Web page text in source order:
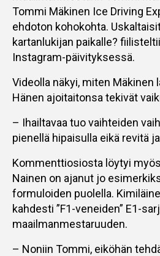
Tommi Mäkinen Ice Driving
ehdoton kohokohta.
kartanlukijan paikalle?
Instagram-päivityksessä.
Videolla näkyi, miten Mäkinen
Hänen ajoitaitonsa tekivät
– Ihailtavaa tuo vaihteiden
pienellä hipaisulla eikä revitä
Kommenttiosiosta löytyi myös
Nainen on ajanut jo
formuloiden puolella.
kahdesti ”F1-veneiden” E1-
maailmanmestaruuden.
– Noniin Tommi, eiköhän